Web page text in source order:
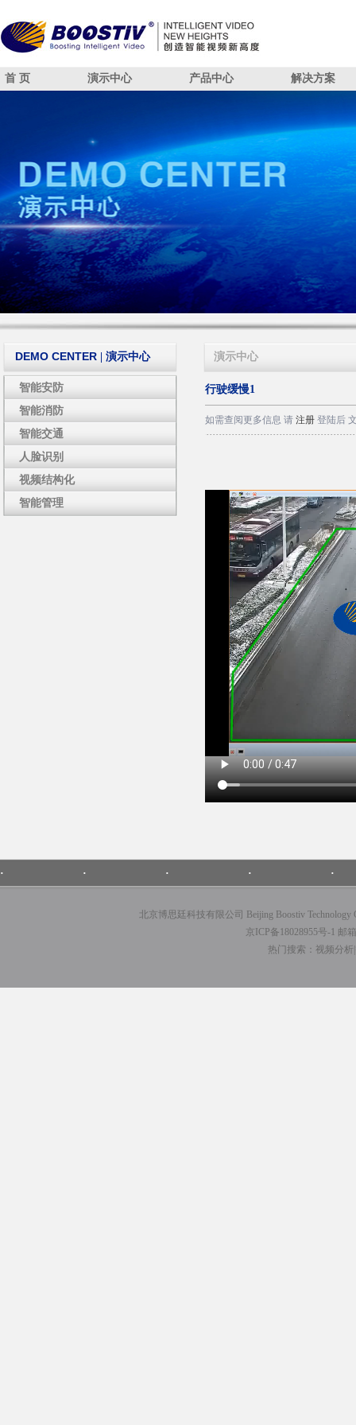
首 页 演示中心
智能交通
人脸识别
视频结构化
智能管理 DEMO CENTER 演示中心
产品中心
已适配华为SDC算法
智能摄像头
智能分析盒
智能中台
PRODUCT 产品中
解决方案
SDC算法闭环方案
招贤纳士
DEMO CENTER| 演示中心
智能安防
智能消防
智能交通
人脸识别
视频结构化
智能管理
演示中心
行驶缓慢1
如需查阅更多信息 请 注册登陆后
· · · · ·
北京博思廷科技有限公司 Beijing Boostiv
京ICP备18028955号-1 邮
热门搜索：视频分